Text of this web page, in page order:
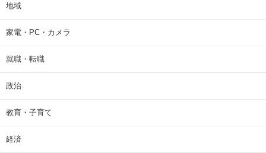
地域
家電・PC・カメラ
就職・転職
政治
教育・子育て
経済